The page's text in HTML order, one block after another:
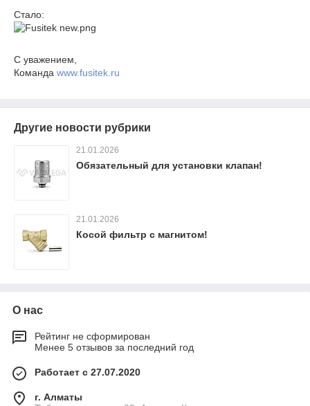
Стало:
С уважением,
Команда www.fusitek.ru
Другие новости рубрики
21.01.2026
Обязательный для установки клапан!
21.01.2026
Косой фильтр с магнитом!
О нас
Рейтинг не сформирован
Менее 5 отзывов за последний год
Работает с 27.07.2020
г. Алматы